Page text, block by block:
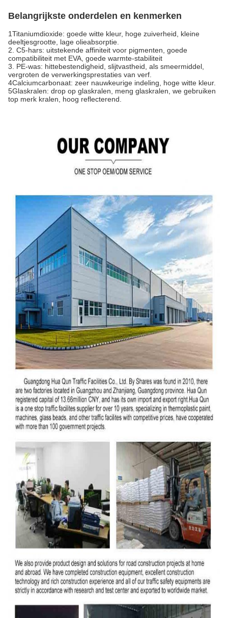
Belangrijkste onderdelen en kenmerken
1Titaniumdioxide: goede witte kleur, hoge zuiverheid, kleine
deeltjesgrootte, lage olieabsorptie.
2. C5-hars: uitstekende affiniteit voor pigmenten, goede
compatibiliteit met EVA, goede warmte-stabiliteit
3. PE-was: hittebestendigheid, slijtvastheid, als smeermiddel,
vergroten de verwerkingsprestaties van verf.
4Calciumcarbonaat: zeer nauwkeurige indeling, hoge witte kleur.
5Glaskralen: drop op glaskralen, meng glaskralen, we gebruiken
top merk kralen, hoog reflecterend.